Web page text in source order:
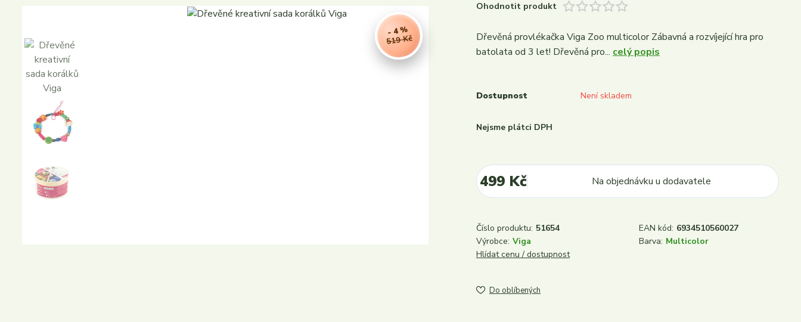
519 Kč
- 4 %
Ohodnotit produkt
Dřevěná provlékačka Viga Zoo multicolor Zábavná a rozvíjející hra pro
batolata od 3 let! Dřevěná pro... celý popis
Dostupnost Není skladem
Nejsme plátci DPH
499 Kč Na objednávku u dodavatele
Číslo produktu: 51654 EAN kód: 6934510560027
Výrobce: Viga Barva: Multicolor
Hlídat cenu / dostupnost
Do oblíbených